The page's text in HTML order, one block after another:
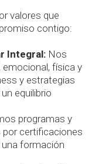
valores que
contigo:
Integral: Nos
física y
y estrategias
equilibrio
programas y
por certificaciones
una formación